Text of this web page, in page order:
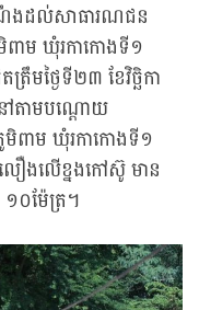
ណឹងដល់សាធារណជន
ពាម ឃុំរកាកោងទី១
មថ្ងៃទី២៣ ខែវិច្ឆិកា
នៅតាមបណ្ដោយ
ពាម ឃុំរកាកោងទី១
លើខ្នងកៅស៊ូ មាន
០ម៉ែត្រ។